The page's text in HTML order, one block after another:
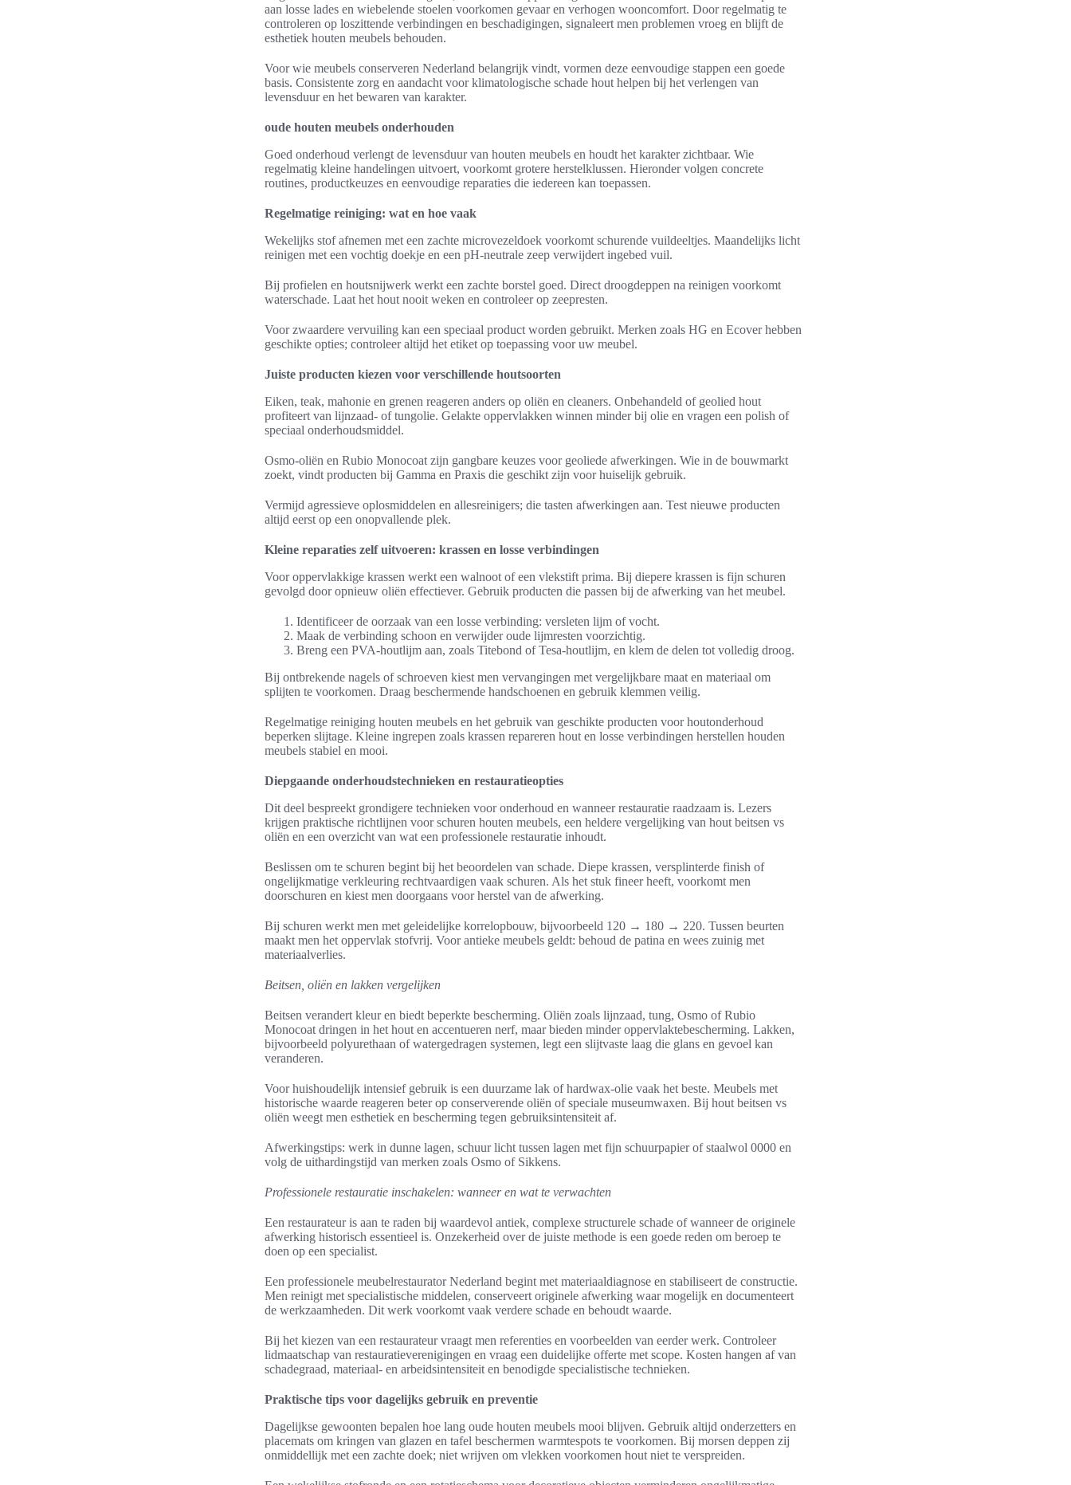
aan losse lades en wiebelende stoelen voorkomen gevaar en verhogen wooncomfort. Door regelmatig te
controleren op loszittende verbindingen en beschadigingen, signaleert men problemen vroeg en blijft de
esthetiek houten meubels behouden.
Voor wie meubels conserveren Nederland belangrijk vindt, vormen deze eenvoudige stappen een goede
basis. Consistente zorg en aandacht voor klimatologische schade hout helpen bij het verlengen van
levensduur en het bewaren van karakter.
oude houten meubels onderhouden
Goed onderhoud verlengt de levensduur van houten meubels en houdt het karakter zichtbaar. Wie
regelmatig kleine handelingen uitvoert, voorkomt grotere herstelklussen. Hieronder volgen concrete
routines, productkeuzes en eenvoudige reparaties die iedereen kan toepassen.
Regelmatige reiniging: wat en hoe vaak
Wekelijks stof afnemen met een zachte microvezeldoek voorkomt schurende vuildeeltjes. Maandelijks licht
reinigen met een vochtig doekje en een pH-neutrale zeep verwijdert ingebed vuil.
Bij profielen en houtsnijwerk werkt een zachte borstel goed. Direct droogdeppen na reinigen voorkomt
waterschade. Laat het hout nooit weken en controleer op zeepresten.
Voor zwaardere vervuiling kan een speciaal product worden gebruikt. Merken zoals HG en Ecover hebben
geschikte opties; controleer altijd het etiket op toepassing voor uw meubel.
Juiste producten kiezen voor verschillende houtsoorten
Eiken, teak, mahonie en grenen reageren anders op oliën en cleaners. Onbehandeld of geolied hout
profiteert van lijnzaad- of tungolie. Gelakte oppervlakken winnen minder bij olie en vragen een polish of
speciaal onderhoudsmiddel.
Osmo-oliën en Rubio Monocoat zijn gangbare keuzes voor geoliede afwerkingen. Wie in de bouwmarkt
zoekt, vindt producten bij Gamma en Praxis die geschikt zijn voor huiselijk gebruik.
Vermijd agressieve oplosmiddelen en allesreinigers; die tasten afwerkingen aan. Test nieuwe producten
altijd eerst op een onopvallende plek.
Kleine reparaties zelf uitvoeren: krassen en losse verbindingen
Voor oppervlakkige krassen werkt een walnoot of een vlekstift prima. Bij diepere krassen is fijn schuren
gevolgd door opnieuw oliën effectiever. Gebruik producten die passen bij de afwerking van het meubel.
Identificeer de oorzaak van een losse verbinding: versleten lijm of vocht.
Maak de verbinding schoon en verwijder oude lijmresten voorzichtig.
Breng een PVA-houtlijm aan, zoals Titebond of Tesa-houtlijm, en klem de delen tot volledig droog.
Bij ontbrekende nagels of schroeven kiest men vervangingen met vergelijkbare maat en materiaal om
splijten te voorkomen. Draag beschermende handschoenen en gebruik klemmen veilig.
Regelmatige reiniging houten meubels en het gebruik van geschikte producten voor houtonderhoud
beperken slijtage. Kleine ingrepen zoals krassen repareren hout en losse verbindingen herstellen houden
meubels stabiel en mooi.
Diepgaande onderhoudstechnieken en restauratieopties
Dit deel bespreekt grondigere technieken voor onderhoud en wanneer restauratie raadzaam is. Lezers
krijgen praktische richtlijnen voor schuren houten meubels, een heldere vergelijking van hout beitsen vs
oliën en een overzicht van wat een professionele restauratie inhoudt.
Beslissen om te schuren begint bij het beoordelen van schade. Diepe krassen, versplinterde finish of
ongelijkmatige verkleuring rechtvaardigen vaak schuren. Als het stuk fineer heeft, voorkomt men
doorschuren en kiest men doorgaans voor herstel van de afwerking.
Bij schuren werkt men met geleidelijke korrelopbouw, bijvoorbeeld 120 → 180 → 220. Tussen beurten
maakt men het oppervlak stofvrij. Voor antieke meubels geldt: behoud de patina en wees zuinig met
materiaalverlies.
Beitsen, oliën en lakken vergelijken
Beitsen verandert kleur en biedt beperkte bescherming. Oliën zoals lijnzaad, tung, Osmo of Rubio
Monocoat dringen in het hout en accentueren nerf, maar bieden minder oppervlaktebescherming. Lakken,
bijvoorbeeld polyurethaan of watergedragen systemen, legt een slijtvaste laag die glans en gevoel kan
veranderen.
Voor huishoudelijk intensief gebruik is een duurzame lak of hardwax-olie vaak het beste. Meubels met
historische waarde reageren beter op conserverende oliën of speciale museumwaxen. Bij hout beitsen vs
oliën weegt men esthetiek en bescherming tegen gebruiksintensiteit af.
Afwerkingstips: werk in dunne lagen, schuur licht tussen lagen met fijn schuurpapier of staalwol 0000 en
volg de uithardingstijd van merken zoals Osmo of Sikkens.
Professionele restauratie inschakelen: wanneer en wat te verwachten
Een restaurateur is aan te raden bij waardevol antiek, complexe structurele schade of wanneer de originele
afwerking historisch essentieel is. Onzekerheid over de juiste methode is een goede reden om beroep te
doen op een specialist.
Een professionele meubelrestaurator Nederland begint met materiaaldiagnose en stabiliseert de constructie.
Men reinigt met specialistische middelen, conserveert originele afwerking waar mogelijk en documenteert
de werkzaamheden. Dit werk voorkomt vaak verdere schade en behoudt waarde.
Bij het kiezen van een restaurateur vraagt men referenties en voorbeelden van eerder werk. Controleer
lidmaatschap van restauratieverenigingen en vraag een duidelijke offerte met scope. Kosten hangen af van
schadegraad, materiaal- en arbeidsintensiteit en benodigde specialistische technieken.
Praktische tips voor dagelijks gebruik en preventie
Dagelijkse gewoonten bepalen hoe lang oude houten meubels mooi blijven. Gebruik altijd onderzetters en
placemats om kringen van glazen en tafel beschermen warmtespots te voorkomen. Bij morsen deppen zij
onmiddellijk met een zachte doek; niet wrijven om vlekken voorkomen hout niet te verspreiden.